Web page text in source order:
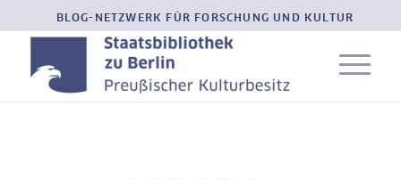
BLOG-NETZWERK FÜR FORSCHUNG UND KULTUR